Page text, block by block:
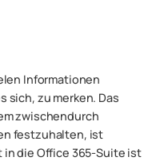
Informationen
sich, zu merken. Das
zwischendurch
festzuhalten, ist
die Office 365-Suite ist